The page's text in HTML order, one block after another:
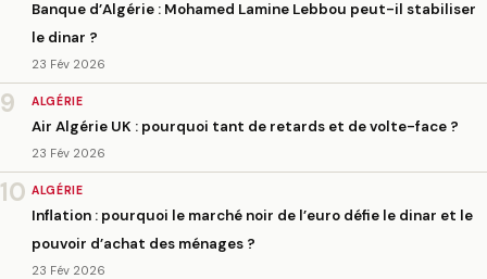
Banque d’Algérie : Mohamed Lamine Lebbou peut-il stabiliser
le dinar ?
23 Fév 2026
9 ALGÉRIE
Air Algérie UK : pourquoi tant de retards et de volte-face ?
23 Fév 2026
10 ALGÉRIE
Inflation : pourquoi le marché noir de l’euro défie le dinar et le
pouvoir d’achat des ménages ?
23 Fév 2026